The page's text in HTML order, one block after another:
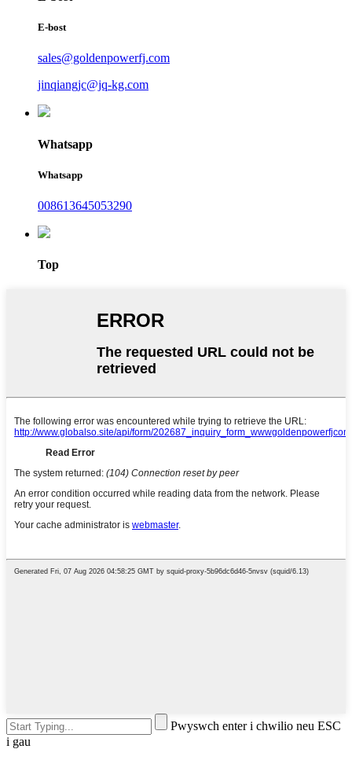
E-bost
sales@goldenpowerfj.com
jinqiangjc@jq-kg.com
Whatsapp
Whatsapp
008613645053290
Top
Pwyswch enter i chwilio neu ESC
i gau